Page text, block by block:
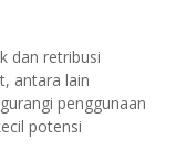
dan retribusi
antara lain
penggunaan
potensi